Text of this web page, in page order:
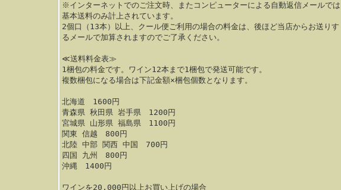
※インターネットでのご注文時、またコンピューターによる自動返信メールでは
基本送料のみ計上されています。
2個口（13本）以上、クール便ご利用の場合の料金は、後ほど当店からお送りす
るメールで加算されますのでご了承ください。
≪送料料金表≫
1梱包の料金です。ワイン12本まで1梱包で発送可能です。
複数梱包になる場合は下記金額×梱包個数となります。
北海道 1600円
青森県 秋田県 岩手県 1200円
宮城県 山形県 福島県 1100円
関東 信越 800円
北陸 中部 関西 中国 700円
四国 九州 800円
沖縄 1400円
ワインを20,000円以上お買い上げの場合